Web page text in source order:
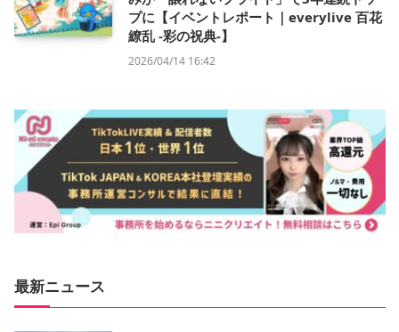
プに【イベントレポート｜everylive 百花
繚乱 -彩の祝典-】
2026/04/14 16:42
最新ニュース